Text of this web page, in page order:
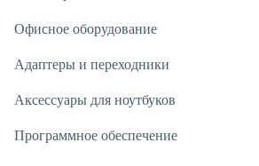
Вне рабочих часов вы можете связаться с
максимально быстро.
видеть вас в нашем магазине.
Офисное оборудование
Адаптеры и переходники
Аксессуары для ноутбуков
Программное обеспечение